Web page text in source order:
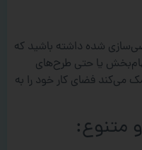
شده داشته باشید که
یا حتی طرح‌های
می‌کند فضای کار خود را به